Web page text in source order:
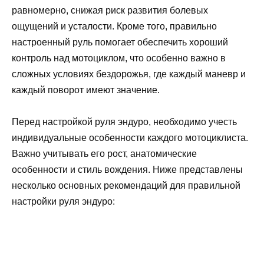
равномерно, снижая риск развития болевых
ощущений и усталости. Кроме того, правильно
настроенный руль помогает обеспечить хороший
контроль над мотоциклом, что особенно важно в
сложных условиях бездорожья, где каждый маневр и
каждый поворот имеют значение.
Перед настройкой руля эндуро, необходимо учесть
индивидуальные особенности каждого мотоциклиста.
Важно учитывать его рост, анатомические
особенности и стиль вождения. Ниже представлены
несколько основных рекомендаций для правильной
настройки руля эндуро: